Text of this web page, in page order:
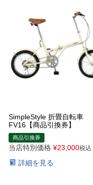
SimpleStyle 折畳自転車
FV16【商品引換券】
商品引換券
当店特別価格 ¥23,000税込
詳細を見る